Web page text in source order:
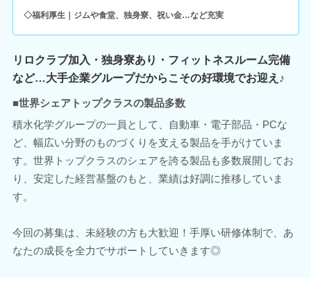
◇福利厚生｜ジムや食堂、独身寮、祝い金…など充実
リロクラブ加入・独身寮あり・フィットネスルーム完備
など…大手企業グループだからこその好環境でお迎え♪
■世界シェアトップクラスの製品多数
積水化学グループの一員として、自動車・電子部品・PCな
ど、幅広い分野のものづくりを支える製品を手がけていま
す。世界トップクラスのシェアを誇る製品も多数展開してお
り、安定した経営基盤のもと、業績は好調に推移していま
す。
今回の募集は、未経験の方も大歓迎！手厚い研修体制で、あ
なたの成長を全力でサポートしていきます◎